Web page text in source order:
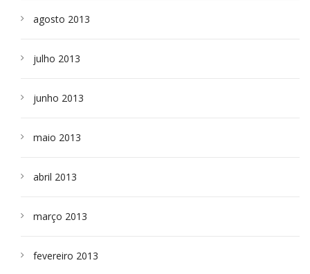
agosto 2013
julho 2013
junho 2013
maio 2013
abril 2013
março 2013
fevereiro 2013